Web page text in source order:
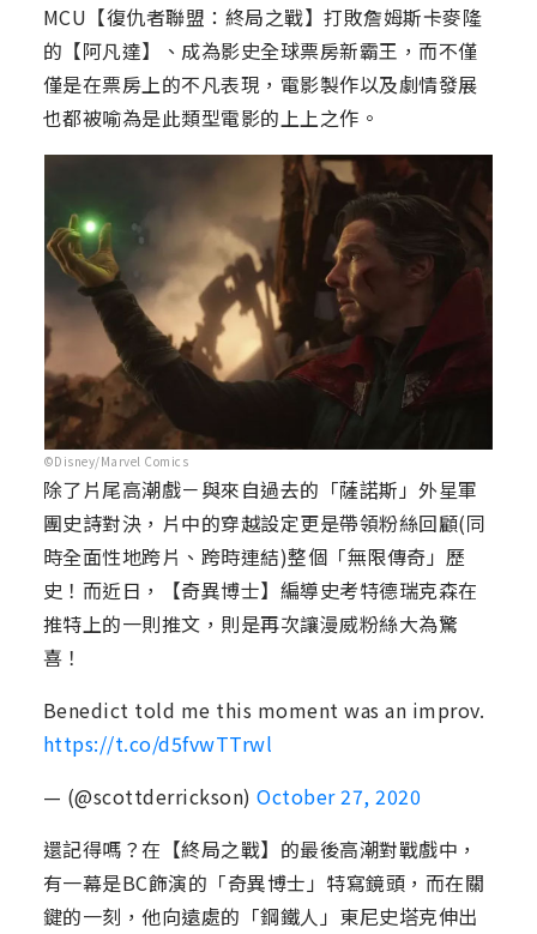
MCU【復仇者聯盟：終局之戰】打敗詹姆斯卡麥隆
的【阿凡達】、成為影史全球票房新霸王，而不僅
僅是在票房上的不凡表現，電影製作以及劇情發展
也都被喻為是此類型電影的上上之作。
©Disney/Marvel Comics
除了片尾高潮戲－與來自過去的「薩諾斯」外星軍
團史詩對決，片中的穿越設定更是帶領粉絲回顧(同
時全面性地跨片、跨時連結)整個「無限傳奇」歷
史！而近日，【奇異博士】編導史考特德瑞克森在
推特上的一則推文，則是再次讓漫威粉絲大為驚
喜！
Benedict told me this moment was an improv.
https://t.co/d5fvwTTrwl
— (@scottderrickson) October 27, 2020
還記得嗎？在【終局之戰】的最後高潮對戰戲中，
有一幕是BC飾演的「奇異博士」特寫鏡頭，而在關
鍵的一刻，他向遠處的「鋼鐵人」東尼史塔克伸出